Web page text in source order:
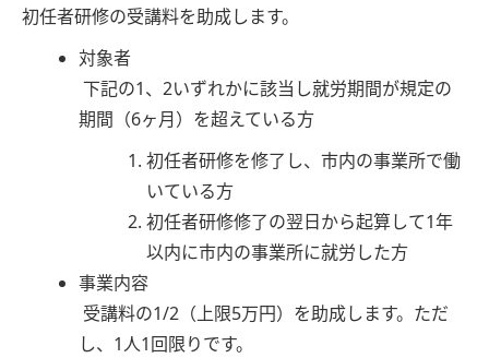
初任者研修の受講料を助成します。
対象者
下記の1、2いずれかに該当し就労期間が規定の
期間（6ヶ月）を超えている方
初任者研修を修了し、市内の事業所で働
いている方
初任者研修修了の翌日から起算して1年
以内に市内の事業所に就労した方
事業内容
受講料の1/2（上限5万円）を助成します。ただ
し、1人1回限りです。